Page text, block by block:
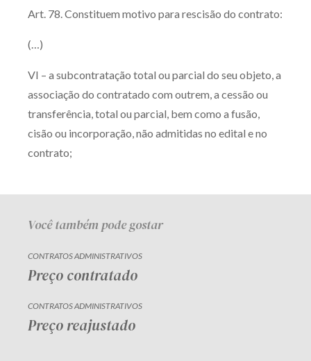
Av. Sete de Setembro, 4698
Batel Curitiba/PR CEP80240-000
Telefone (41) 2109-8666
Art. 78. Constituem motivo para rescisão do contrato:
(…)
VI – a subcontratação total ou parcial do seu objeto, a
associação do contratado com outrem, a cessão ou
transferência, total ou parcial, bem como a fusão,
cisão ou incorporação, não admitidas no edital e no
contrato;
Você também pode gostar
CONTRATOS ADMINISTRATIVOS
Preço contratado
CONTRATOS ADMINISTRATIVOS
Preço reajustado